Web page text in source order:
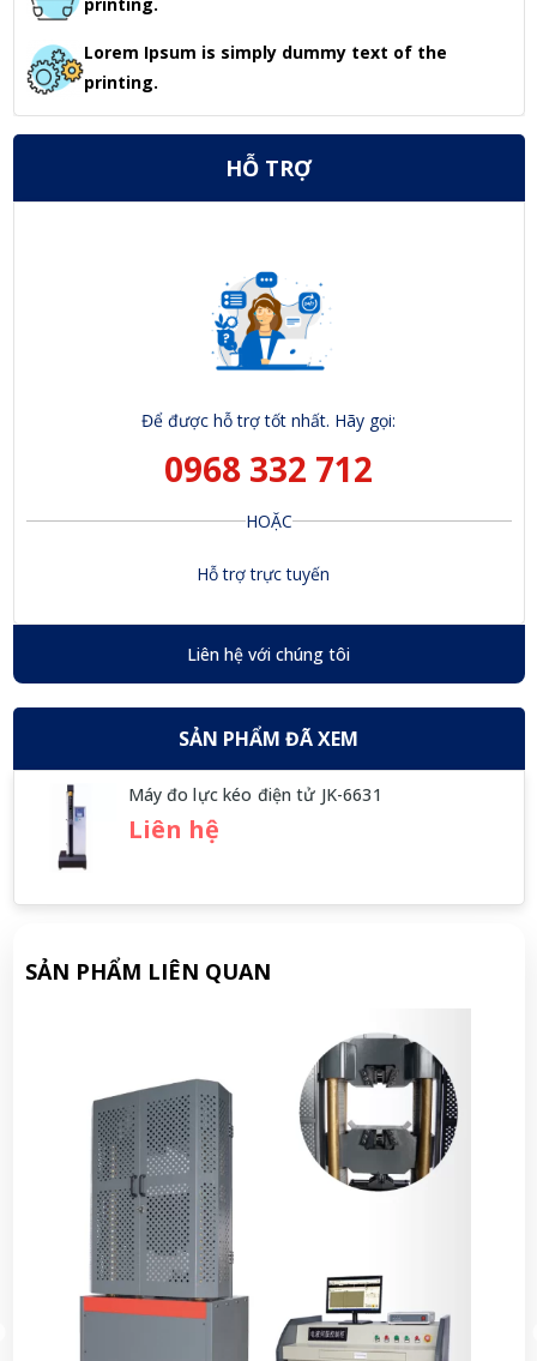
Lorem Ipsum is simply dummy text of the
printing.
HỖ TRỢ
Để được hỗ trợ tốt nhất. Hãy gọi:
0968 332 712
HOẶC
Hỗ trợ trực tuyến
Liên hệ với chúng tôi
SẢN PHẨM ĐÃ XEM
Máy đo lực kéo điện tử JK-6631
Liên hệ
SẢN PHẨM LIÊN QUAN